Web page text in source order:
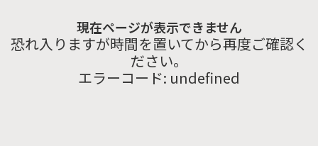
現在ページが表示できません
恐れ入りますが時間を置いてから再度ご確認く
ださい。
エラーコード: undefined